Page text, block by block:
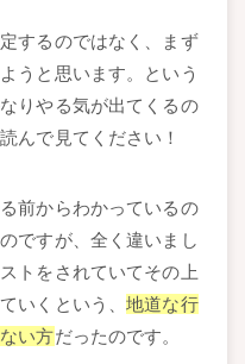
するのではなく、まず
うと思います。という
りやる気が出てくるの
んで見てください！
前からわかっているの
ですが、全く違いまし
トをされていてその上
いくという、地道な行
い方だったのです。